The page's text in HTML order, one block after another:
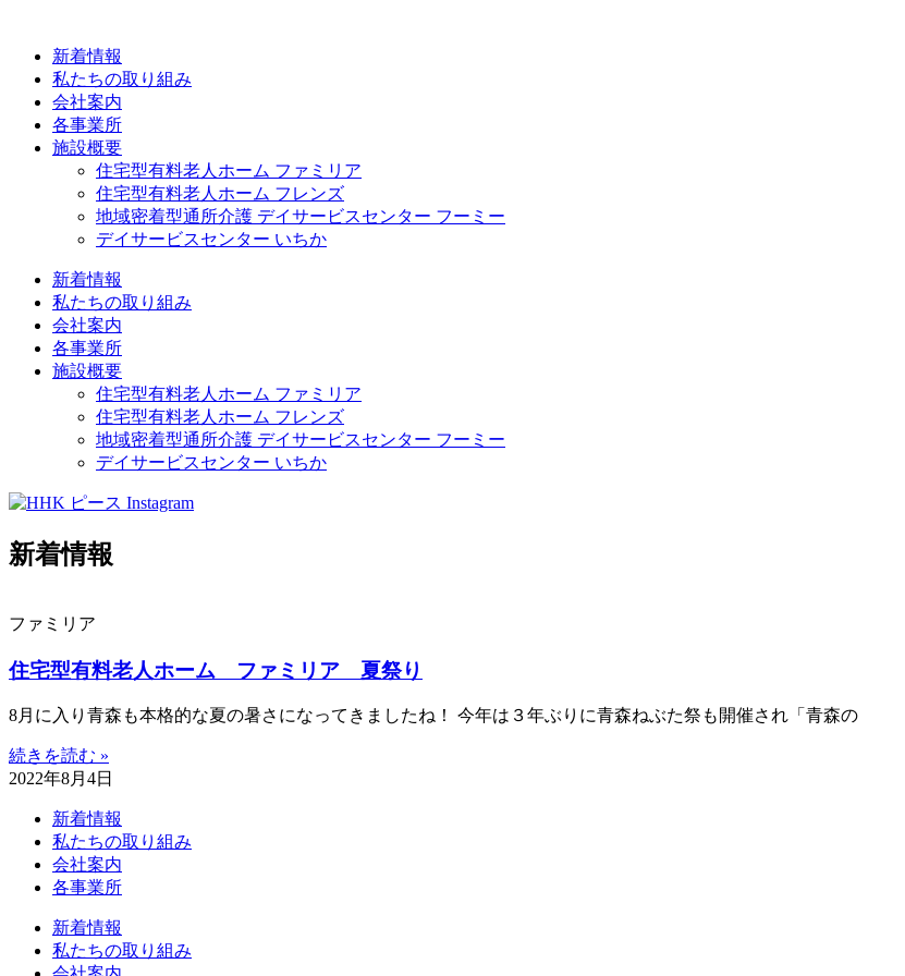
新着情報
私たちの取り組み
会社案内
各事業所
施設概要
住宅型有料老人ホーム ファミリア
住宅型有料老人ホーム フレンズ
地域密着型通所介護 デイサービスセンター フーミー
デイサービスセンター いちか
新着情報
私たちの取り組み
会社案内
各事業所
施設概要
住宅型有料老人ホーム ファミリア
住宅型有料老人ホーム フレンズ
地域密着型通所介護 デイサービスセンター フーミー
デイサービスセンター いちか
新着情報
ファミリア
住宅型有料老人ホーム ファミリア 夏祭り
8月に入り青森も本格的な夏の暑さになってきましたね！ 今年は３年ぶりに青森ねぶた祭も開催され「青森の
続きを読む »
2022年8月4日
新着情報
私たちの取り組み
会社案内
各事業所
新着情報
私たちの取り組み